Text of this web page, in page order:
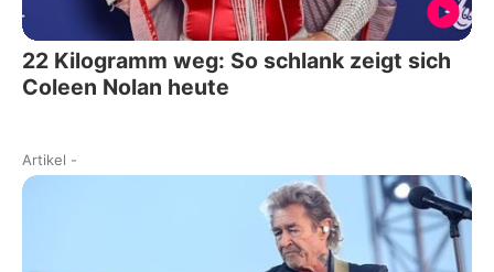
22 Kilogramm weg: So schlank zeigt sich
Coleen Nolan heute
Artikel -